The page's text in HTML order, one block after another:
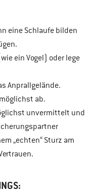
eine Schlaufe bilden
ein Vogel) oder lege
Anprallgelände.
ab.
unvermittelt und
„echten“ Sturz am